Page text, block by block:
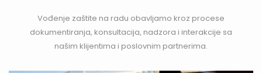
Vođenje zaštite na radu obavljamo kroz procese
dokumentiranja, konsultacija, nadzora i interakcije sa
našim klijentima i poslovnim partnerima.